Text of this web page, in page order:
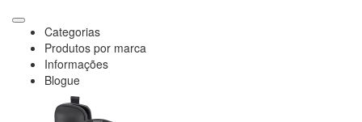
Categorias
Produtos por marca
Informações
Blogue